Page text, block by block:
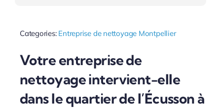
Categories: Entreprise de nettoyage Montpellier
Votre entreprise de
nettoyage intervient-elle
dans le quartier de l’Écusson à